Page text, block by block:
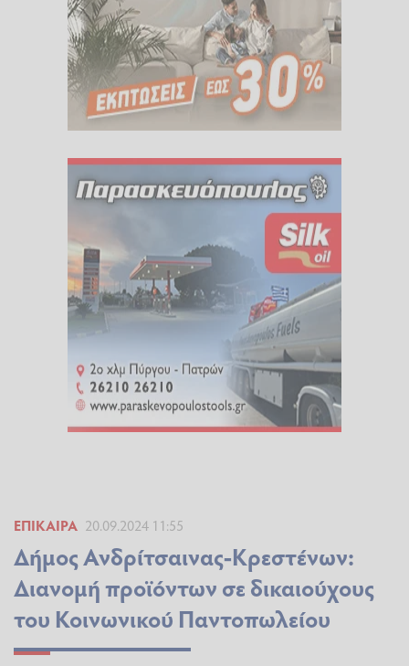
ΕΠΊΚΑΙΡΑ 20.09.2024 11:55
Δήμος Ανδρίτσαινας-Κρεστένων:
Διανομή προϊόντων σε δικαιούχους
του Κοινωνικού Παντοπωλείου